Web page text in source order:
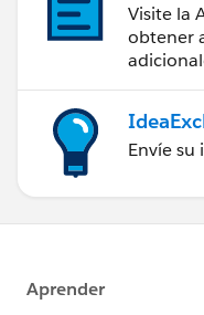
Visite la
obtener
Envíe su